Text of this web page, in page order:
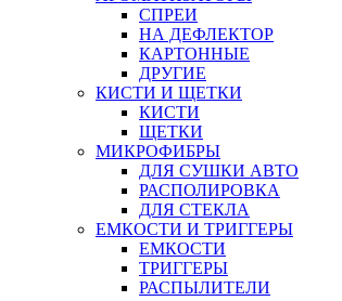
СПРЕИ
НА ДЕФЛЕКТОР
КАРТОННЫЕ
ДРУГИЕ
КИСТИ И ЩЕТКИ
КИСТИ
ЩЕТКИ
МИКРОФИБРЫ
ДЛЯ СУШКИ АВТО
РАСПОЛИРОВКА
ДЛЯ СТЕКЛА
ЕМКОСТИ И ТРИГГЕРЫ
ЕМКОСТИ
ТРИГГЕРЫ
РАСПЫЛИТЕЛИ